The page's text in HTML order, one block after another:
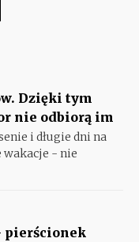
Dzięki tym
nie odbiorą im
i długie dni na
wakacje - nie
pierścionek